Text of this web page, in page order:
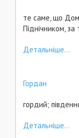
те саме, що
Піднічником, за
Детальніше...
Гордан
гордий;
Детальніше...